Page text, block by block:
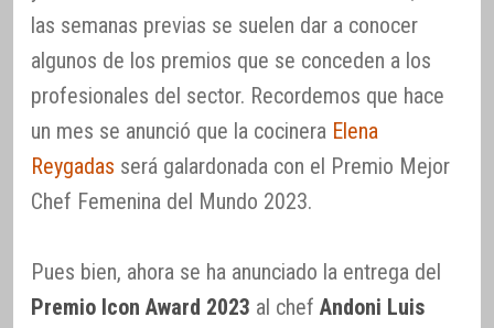
las semanas previas se suelen dar a conocer
algunos de los premios que se conceden a los
profesionales del sector. Recordemos que hace
un mes se anunció que la cocinera Elena
Reygadas será galardonada con el Premio Mejor
Chef Femenina del Mundo 2023.
Pues bien, ahora se ha anunciado la entrega del
Premio Icon Award 2023 al chef Andoni Luis